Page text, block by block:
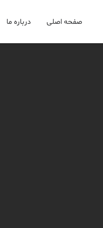
صفحه اصلی درباره ما